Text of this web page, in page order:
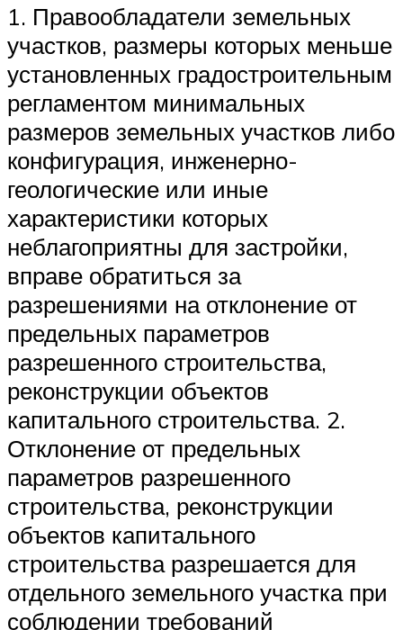
1. Правообладатели земельных
участков, размеры которых меньше
установленных градостроительным
регламентом минимальных
размеров земельных участков либо
конфигурация, инженерно-
геологические или иные
характеристики которых
неблагоприятны для застройки,
вправе обратиться за
разрешениями на отклонение от
предельных параметров
разрешенного строительства,
реконструкции объектов
капитального строительства. 2.
Отклонение от предельных
параметров разрешенного
строительства, реконструкции
объектов капитального
строительства разрешается для
отдельного земельного участка при
соблюдении требований